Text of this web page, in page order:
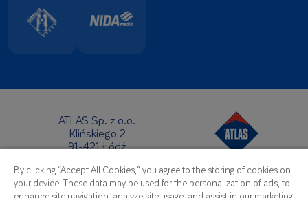
ATLAS Sp. z o.o.
Klińskiego 2
91-421 Łódź
Центральний офіс:
Телефон: +48 42 631 88 00
Факс : +48 42 631 88 88
By clicking “Accept All Cookies,” you agree to the storing of cookies on
your device. These data may be used for the personalization of ads, to
enhance site navigation, analyze site usage, and assist in our marketing